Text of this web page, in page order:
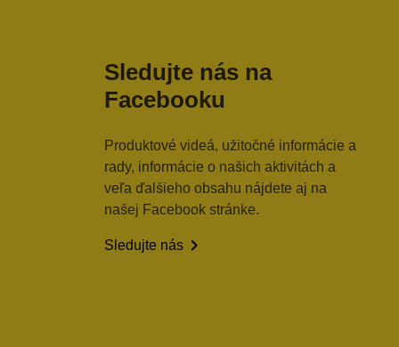
Sledujte nás na
Facebooku
Produktové videá, užitočné informácie a
rady, informácie o našich aktivitách a
veľa ďalšieho obsahu nájdete aj na
našej Facebook stránke.
Sledujte nás 